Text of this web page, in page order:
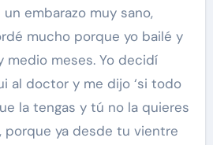
embarazo muy sano,
mucho porque yo bailé y
medio meses. Yo decidí
al doctor y me dijo ‘si todo
la tengas y tú no la quieres
porque ya desde tu vientre